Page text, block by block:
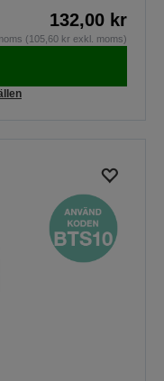
132,00 kr
(105,60 kr exkl. moms)